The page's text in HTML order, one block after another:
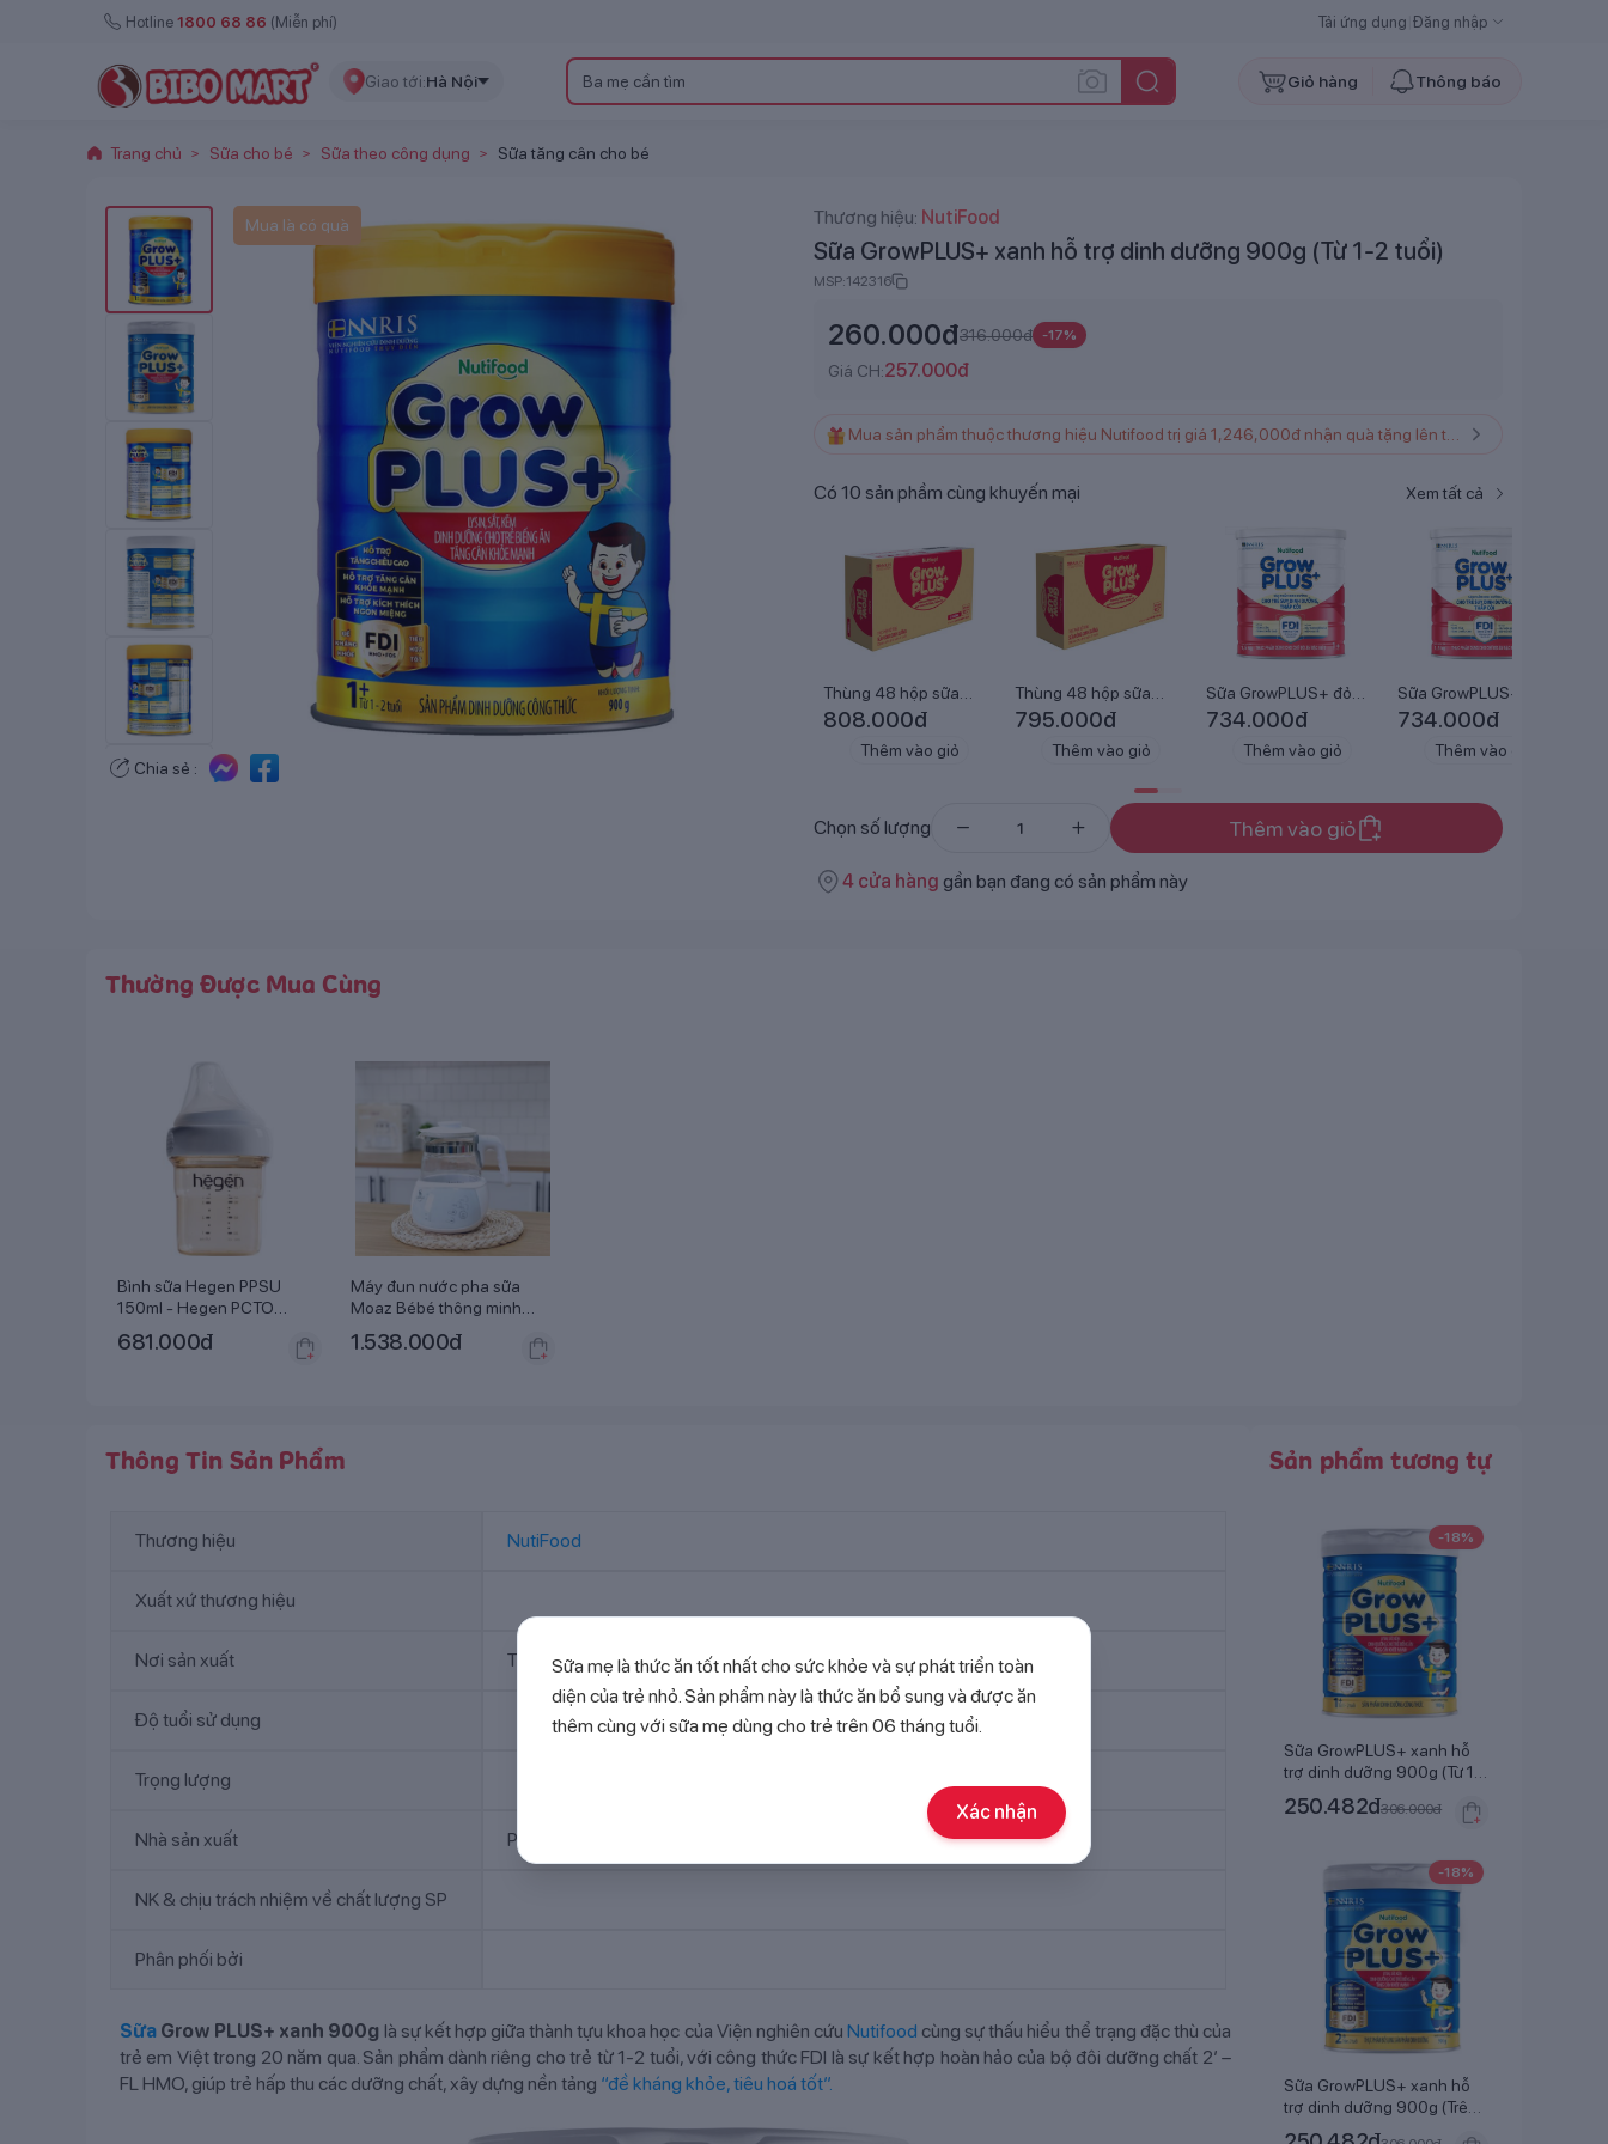
Hotline 1800 68 86 (Miễn phí) Tải ứng dụng Đăng nhập
Giao tới:Hà Nội Giỏ hàng Thông báo
Trang chủ > Sữa cho bé > Sữa theo công dụng > Sữa tăng cân cho bé
Chia sẻ :
Mua là có quà Thương hiệu: NutiFood
Sữa GrowPLUS+ xanh hỗ trợ dinh dưỡng 900g (Từ 1-2 tuổi)
MSP:142316
260.000đ316.000đ -17%
Giá CH:257.000đ
Có 10 sản phầm cùng khuyến mại Xem tất cả
Thùng 48 hộp sữa
GrowPLUS+ ít đường
808.000đ
Thêm vào giỏ
Thùng 48 hộp sữa
GrowPLUS+ đỏ 180ml
795.000đ
Thêm vào giỏ
Sữa GrowPLUS+ đỏ
1,5kg (Trên 1 tuổi)
734.000đ
Thêm vào giỏ
Sữa GrowPLUS+ đỏ
1,5kg hỗ trợ tăng cân
734.000đ
Thêm vào giỏ
Chọn số lượng Thêm vào giỏ
4 cửa hàng gần bạn đang có sản phẩm này
Thường Được Mua Cùng
Bình sữa Hegen PPSU
150ml - Hegen PCTO
681.000đ
Máy đun nước pha sữa
Moaz Bébé thông minh
1.538.000đ
Thông Tin Sản Phẩm
Thương hiệu NutiFood
Xuất xứ thương hiệu
Nơi sản xuất Thụy Điển
Độ tuổi sử dụng
Trọng lượng
Nhà sản xuất PINGXIANG YIGAO IMPORT AND EXPORT TRADING CO.,LTD
NK & chịu trách nhiệm về chất lượng SP
Phân phối bởi
Sữa Grow PLUS+ xanh 900g là sự kết hợp giữa thành tựu khoa học của Viện nghiên cứuNutifood cùng sự thấu hiểu thể trạng đặc thù của
trẻ em Việt trong 20 năm qua. Sản phẩm dành riêng cho trẻ từ 1-2 tuổi, với công thức FDI là sự kết hợp hoàn hảo của bộ đôi dưỡng chất 2’ –
FL HMO, giúp trẻ hấp thu các dưỡng chất, xây dựng nền tảng “đề kháng khỏe, tiêu hoá tốt”.
Sản phẩm tương tự
-18%
Sữa GrowPLUS+ xanh hỗ
trợ dinh dưỡng 900g (Từ 1-
250.482đ306.000đ
-18%
Sữa GrowPLUS+ xanh hỗ
trợ dinh dưỡng 900g (Trên
Sữa mẹ là thức ăn tốt nhất cho sức khỏe và sự phát triển toàn
diện của trẻ nhỏ. Sản phẩm này là thức ăn bổ sung và được ăn
thêm cùng với sữa mẹ dùng cho trẻ trên 06 tháng tuổi.
Xác nhận